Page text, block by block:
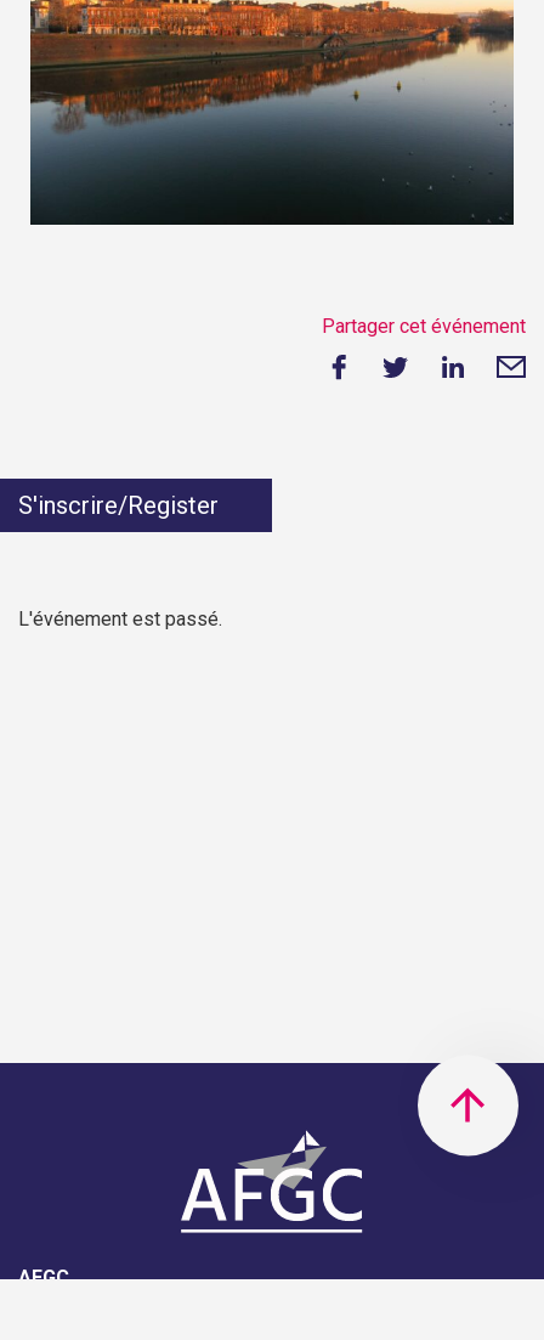
Partager cet événement
S'inscrire/Register
L'événement est passé.
AFGC